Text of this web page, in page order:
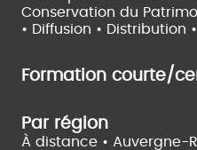
Conservation du
• Diffusion • Distribution
Formation courte/
Par région
À distance • Auvergne-